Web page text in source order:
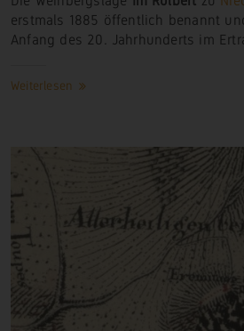
erstmals 1885 öffentlich benannt
Anfang des 20. Jahrhunderts im
Weiterlesen